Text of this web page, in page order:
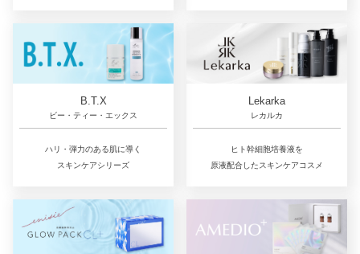
B.T.X
ビー・ティー・エックス
ハリ・弾力のある肌に導く
スキンケアシリーズ
Lekarka
レカルカ
ヒト幹細胞培養液を
原液配合したスキンケアコスメ